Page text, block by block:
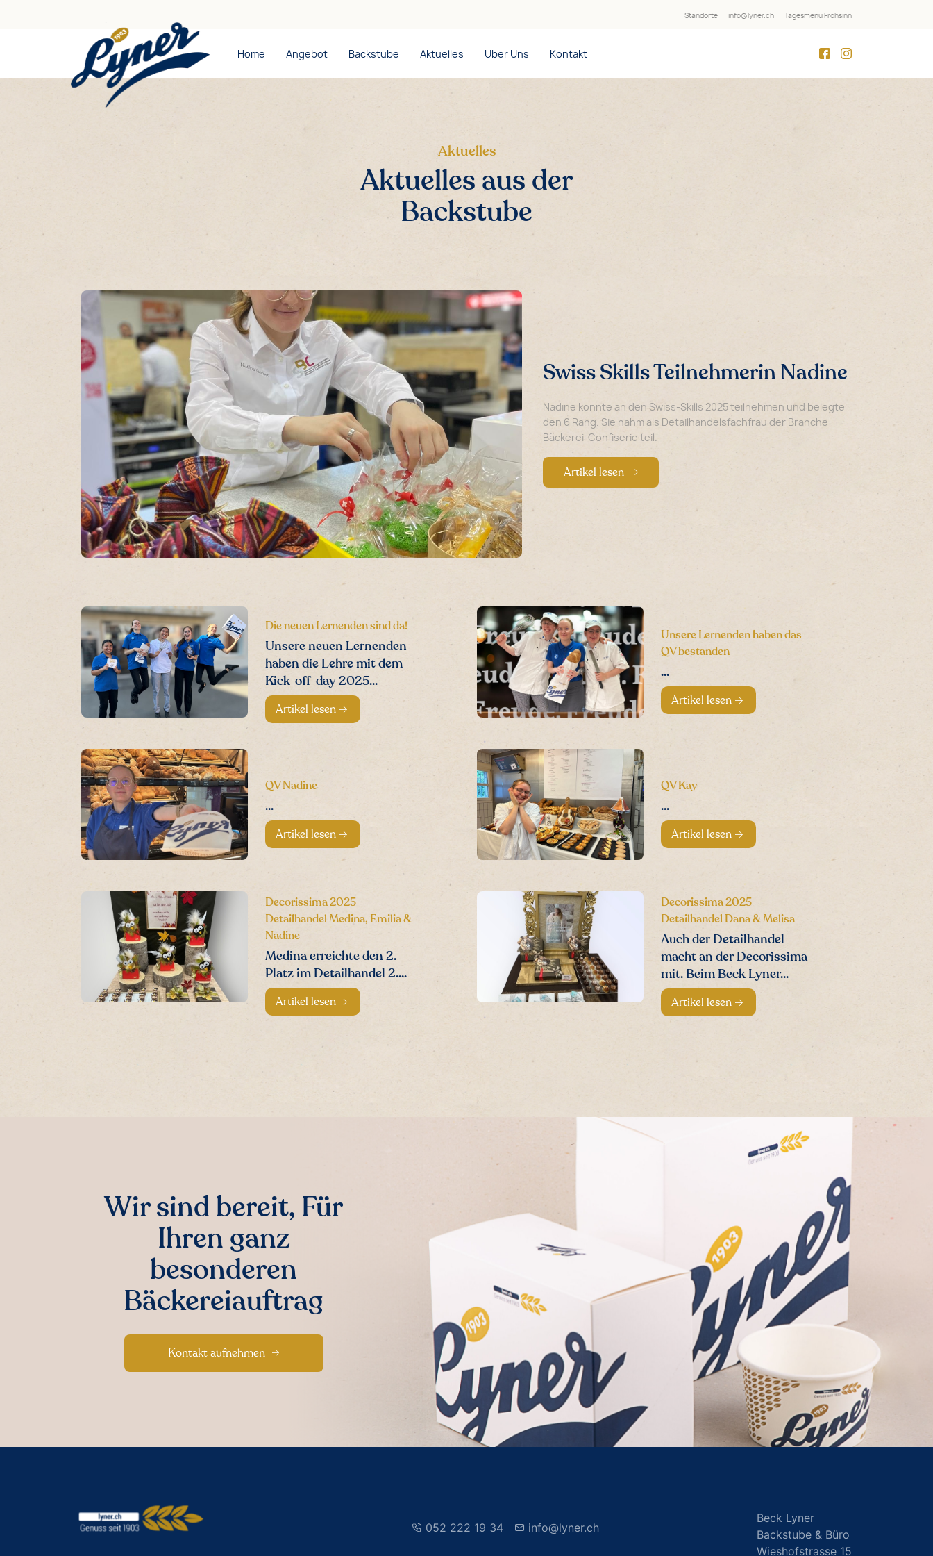
Standorte info@lyner.ch Tagesmenu Frohsinn
Home Angebot Backstube Aktuelles Über Uns Kontakt
Aktuelles
Aktuelles aus der
Backstube
Swiss Skills Teilnehmerin Nadine
Nadine konnte an den Swiss-Skills 2025 teilnehmen und belegte
den 6 Rang. Sie nahm als Detailhandelsfachfrau der Branche
Bäckerei-Confiserie teil.
Artikel lesen
Die neuen Lernenden sind da!
Unsere neuen Lernenden
haben die Lehre mit dem
Kick-off-day 2025...
Artikel lesen
Unsere Lernenden haben das
QV bestanden
...
Artikel lesen
QV Nadine
...
Artikel lesen
QV Kay
...
Artikel lesen
Decorissima 2025
Detailhandel Medina, Emilia &
Nadine
Medina erreichte den 2.
Platz im Detailhandel 2....
Artikel lesen
Decorissima 2025
Detailhandel Dana & Melisa
Auch der Detailhandel
macht an der Decorissima
mit. Beim Beck Lyner...
Artikel lesen
Wir sind bereit, Für
Ihren ganz
besonderen
Bäckereiauftrag
Kontakt aufnehmen
052 222 19 34 info@lyner.ch
Beck Lyner
Backstube & Büro
Wieshofstrasse 15